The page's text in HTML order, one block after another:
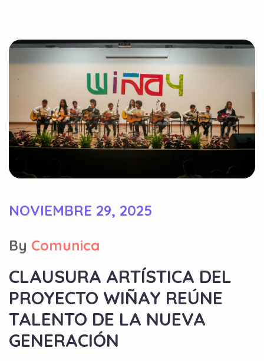
NOVIEMBRE 29, 2025
By Comunica
CLAUSURA ARTÍSTICA DEL
PROYECTO WIÑAY REÚNE
TALENTO DE LA NUEVA
GENERACIÓN